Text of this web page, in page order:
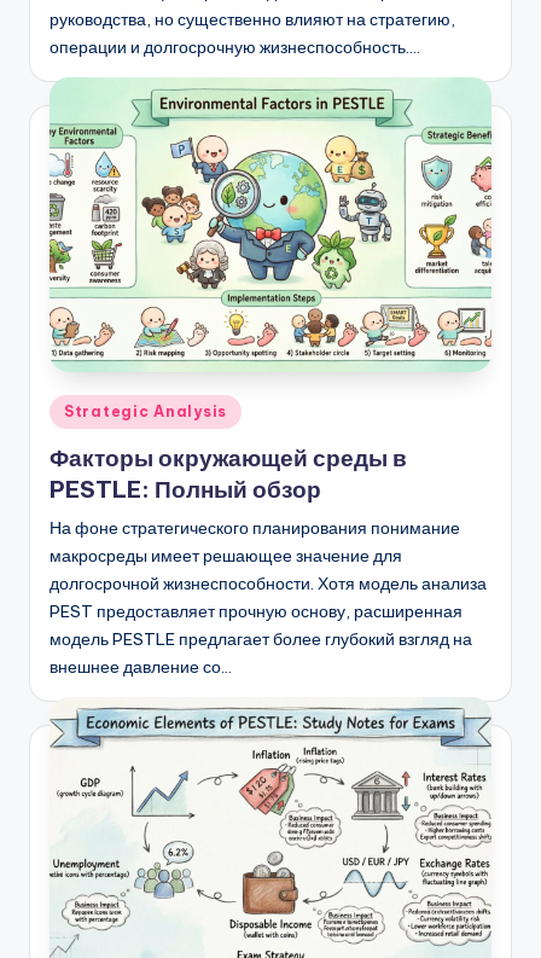
руководства, но существенно влияют на стратегию,
операции и долгосрочную жизнеспособность.…
Опубликовано
Strategic Analysis
Факторы окружающей среды в
PESTLE: Полный обзор
На фоне стратегического планирования понимание
макросреды имеет решающее значение для
долгосрочной жизнеспособности. Хотя модель анализа
PEST предоставляет прочную основу, расширенная
модель PESTLE предлагает более глубокий взгляд на
внешнее давление со…